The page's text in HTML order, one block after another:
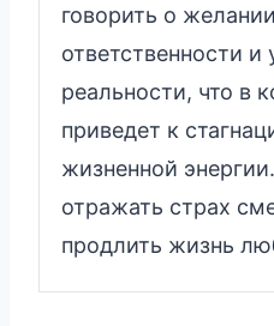
говорить о
ответственности и
реальности, что в
приведет к
жизненной
отражать страх
продлить жизнь